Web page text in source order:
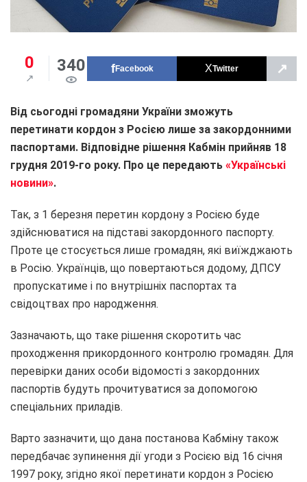
0 340 Facebook Twitter ↗
Від сьогодні громадяни України зможуть
перетинати кордон з Росією лише за закордонними
паспортами. Відповідне рішення Кабмін прийняв 18
грудня 2019-го року. Про це передають «Українські
новини».
Так, з 1 березня перетин кордону з Росією буде
здійснюватися на підставі закордонного паспорту.
Проте це стосується лише громадян, які виїжджають
в Росію. Українців, що повертаються додому, ДПСУ
пропускатиме і по внутрішніх паспортах та
свідоцтвах про народження.
Зазначають, що таке рішення скоротить час
проходження прикордонного контролю громадян. Для
перевірки даних особи відомості з закордонних
паспортів будуть прочитуватися за допомогою
спеціальних приладів.
Варто зазначити, що дана постанова Кабміну також
передбачає зупинення дії угоди з Росією від 16 січня
1997 року, згідно якої перетинати кордон з Росією